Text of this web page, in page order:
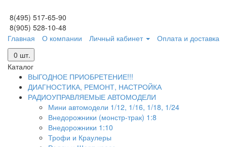
8(495) 517-65-90
8(905) 528-10-48
Главная
О компании Личный кабинет Оплата и доставка
0 шт.
Каталог
ВЫГОДНОЕ ПРИОБРЕТЕНИЕ!!!
ДИАГНОСТИКА, РЕМОНТ, НАСТРОЙКА
РАДИОУПРАВЛЯЕМЫЕ АВТОМОДЕЛИ
Мини автомодели 1/12, 1/16, 1/18, 1/24
Внедорожники (монстр-трак) 1:8
Внедорожники 1:10
Трофи и Краулеры